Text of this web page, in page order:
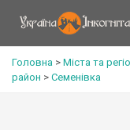
Головна > Міста та
район > Семенівка